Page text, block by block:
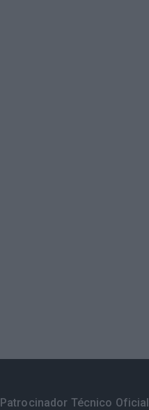
Patrocinador Técnico Oficial